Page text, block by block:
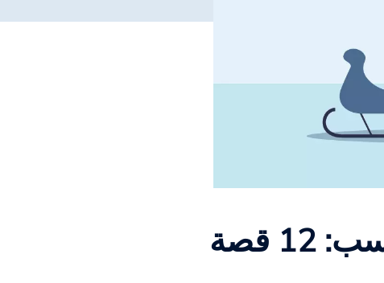
ماذا يحدث عندما يكون حجمك غير مناسب: 12 قصة